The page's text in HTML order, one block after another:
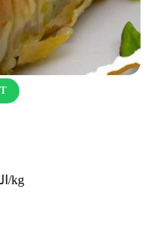
السعر الأساسي: €44,00/kg